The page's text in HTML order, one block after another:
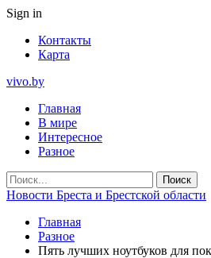
Sign in
Контакты
Карта
vivo.by
Главная
В мире
Интересное
Разное
Новости Бреста и Брестской области
Главная
Разное
Пять лучших ноутбуков для